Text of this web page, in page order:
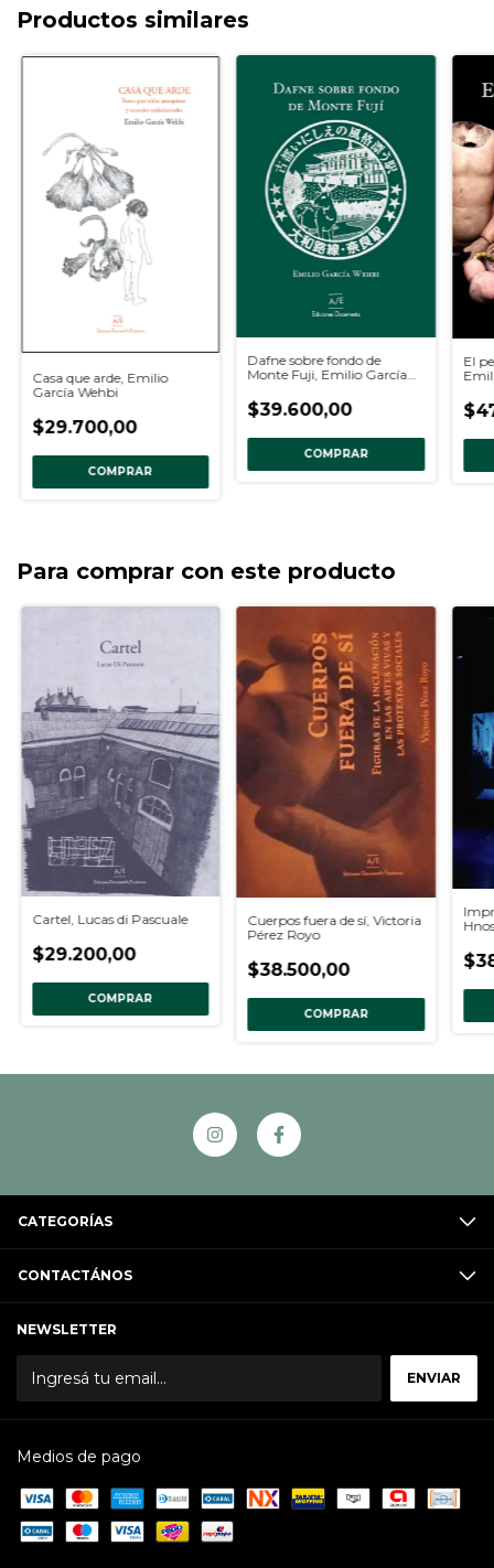
Productos similares
Casa que arde, Emilio
García Wehbi
$29.700,00
COMPRAR
Dafne sobre fondo de
Monte Fuji, Emilio García
$39.600,00
COMPRAR
El
Para comprar con este producto
Cartel, Lucas di Pascuale
$29.200,00
COMPRAR
Cuerpos fuera de sí, Victoria
Pérez Royo
$38.500,00
COMPRAR
CATEGORÍAS
CONTACTÁNOS
NEWSLETTER
Medios de pago